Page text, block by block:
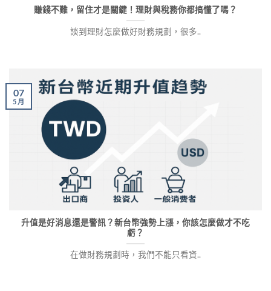
賺錢不難，留住才是關鍵！理財與稅務你都搞懂了嗎？
談到理財怎麼做好財務規劃，很多..
升值是好消息還是警訊？新台幣強勢上漲，你該怎麼做才不吃
虧？
在做財務規劃時，我們不能只看資..
07
5 月